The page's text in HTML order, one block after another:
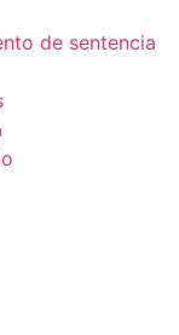
de sentencia